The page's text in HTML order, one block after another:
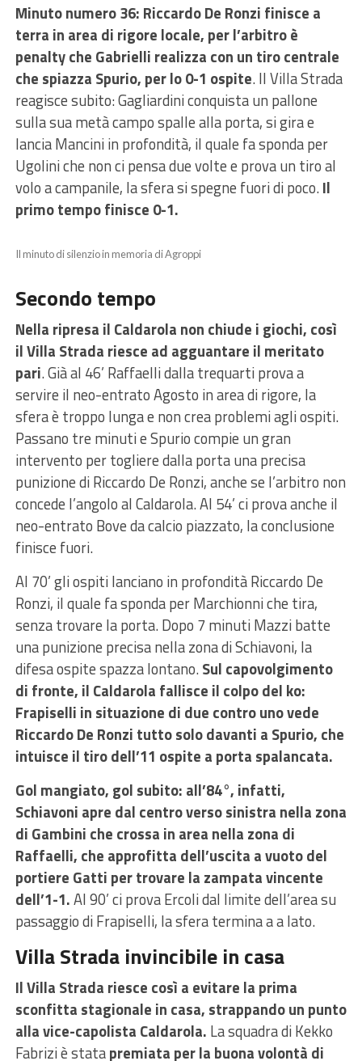
Minuto numero 36: Riccardo De Ronzi finisce a
terra in area di rigore locale, per l’arbitro è
penalty che Gabrielli realizza con un tiro centrale
che spiazza Spurio, per lo 0-1 ospite. Il Villa Strada
reagisce subito: Gagliardini conquista un pallone
sulla sua metà campo spalle alla porta, si gira e
lancia Mancini in profondità, il quale fa sponda per
Ugolini che non ci pensa due volte e prova un tiro al
volo a campanile, la sfera si spegne fuori di poco.Il
primo tempo finisce 0-1.
Il minuto di silenzio in memoria di Agroppi
Secondo tempo
Nella ripresa il Caldarola non chiude i giochi, così
il Villa Strada riesce ad agguantare il meritato
pari. Già al 46’ Raffaelli dalla trequarti prova a
servire il neo-entrato Agosto in area di rigore, la
sfera è troppo lunga e non crea problemi agli ospiti.
Passano tre minuti e Spurio compie un gran
intervento per togliere dalla porta una precisa
punizione di Riccardo De Ronzi, anche se l’arbitro non
concede l’angolo al Caldarola. Al 54’ ci prova anche il
neo-entrato Bove da calcio piazzato, la conclusione
finisce fuori.
Al 70’ gli ospiti lanciano in profondità Riccardo De
Ronzi, il quale fa sponda per Marchionni che tira,
senza trovare la porta. Dopo 7 minuti Mazzi batte
una punizione precisa nella zona di Schiavoni, la
difesa ospite spazza lontano.Sul capovolgimento
di fronte, il Caldarola fallisce il colpo del ko:
Frapiselli in situazione di due contro uno vede
Riccardo De Ronzi tutto solo davanti a Spurio, che
intuisce il tiro dell’11 ospite a porta spalancata.
Gol mangiato, gol subito: all’84°, infatti,
Schiavoni apre dal centro verso sinistra nella zona
di Gambini che crossa in area nella zona di
Raffaelli, che approfitta dell’uscita a vuoto del
portiere Gatti per trovare la zampata vincente
dell’1-1.Al 90’ ci prova Ercoli dal limite dell’area su
passaggio di Frapiselli, la sfera termina a a lato.
Villa Strada invincibile in casa
Il Villa Strada riesce così a evitare la prima
sconfitta stagionale in casa, strappando un punto
alla vice-capolista Caldarola. La squadra di Kekko
Fabrizi è statapremiata per la buona volontà di